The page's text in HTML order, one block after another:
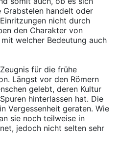
handelt oder
nicht durch
den Charakter von
welcher Bedeutung auch
für die frühe
Längst vor den Römern
gelebt, deren Kultur
hinterlassen hat. Die
Vergessenheit geraten. Wie
sie noch teilweise in
jedoch nicht selten sehr